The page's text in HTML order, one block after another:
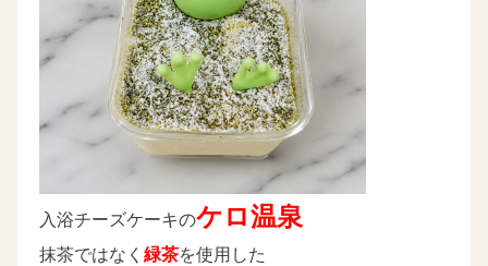
入浴チーズケーキのケロ温泉
抹茶ではなく 緑茶を使用した